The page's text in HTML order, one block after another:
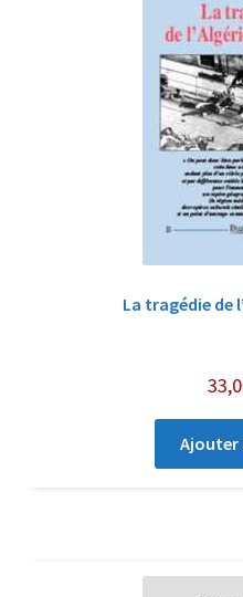
La tragédie de
Ajouter